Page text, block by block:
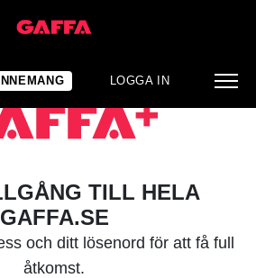
LOGGA IN
TILL HELA
GAFFA.SE
och ditt lösenord för att få full
åtkomst.